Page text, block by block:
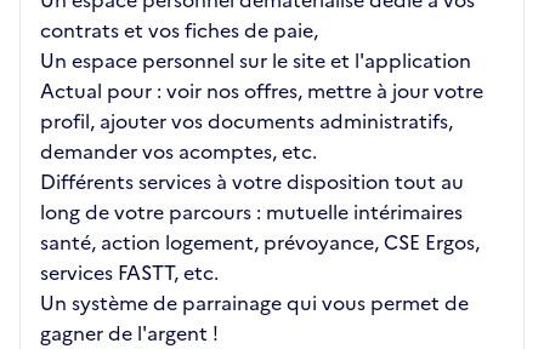
contrats et vos fiches de paie,
Un espace personnel sur le site et l'application
Actual pour : voir nos offres, mettre à jour votre
profil, ajouter vos documents administratifs,
demander vos acomptes, etc.
Différents services à votre disposition tout au
long de votre parcours : mutuelle intérimaires
santé, action logement, prévoyance, CSE Ergos,
services FASTT, etc.
Un système de parrainage qui vous permet de
gagner de l'argent !